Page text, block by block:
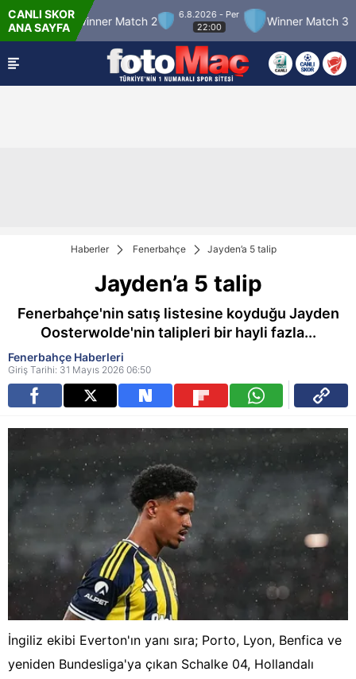
CANLI SKOR
ANA SAYFA
12 Winner Match 2
6.8.2026 - Per
22:00
Winner Match 3
Haberler Fenerbahçe Jayden’a 5 talip
Jayden’a 5 talip
Fenerbahçe'nin satış listesine koyduğu Jayden
Oosterwolde'nin talipleri bir hayli fazla...
Fenerbahçe Haberleri
Giriş Tarihi: 31 Mayıs 2026 06:50
İngiliz ekibi Everton'ın yanı sıra; Porto, Lyon, Benfica ve
yeniden Bundesliga'ya çıkan Schalke 04, Hollandalı